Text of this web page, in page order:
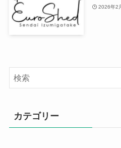
2026年2
カテゴリー